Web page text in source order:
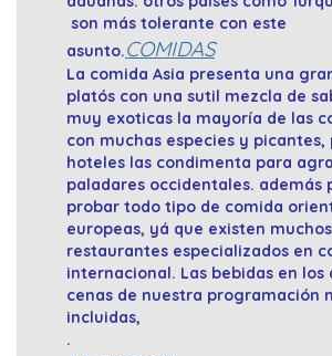
son más tolerante con este
asunto.COMIDAS
La comida Asia presenta una
platós con una sutil mezcla de
muy exoticas la mayoría de las
con muchas especies y picantes,
hoteles las condimenta para
paladares occidentales. además
probar todo tipo de comida
europeas, yá que existen muchos
restaurantes especializados en
internacional. Las bebidas en los
cenas de nuestra programación
incluidas,
.